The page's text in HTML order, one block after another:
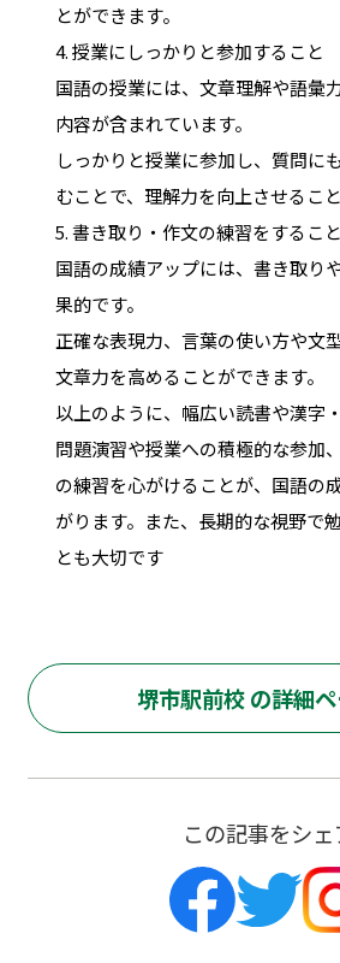
とができます。
4. 授業にしっかりと参加すること
国語の授業には、文章理解や語彙
内容が含まれています。
しっかりと授業に参加し、質問に
むことで、理解力を向上させるこ
5. 書き取り・作文の練習をすること
国語の成績アップには、書き取り
果的です。
正確な表現力、言葉の使い方や文
文章力を高めることができます。
以上のように、幅広い読書や漢字
問題演習や授業への積極的な参加
の練習を心がけることが、国語の
がります。また、長期的な視野で
とも大切です
堺市駅前校 の詳細
この記事をシェ